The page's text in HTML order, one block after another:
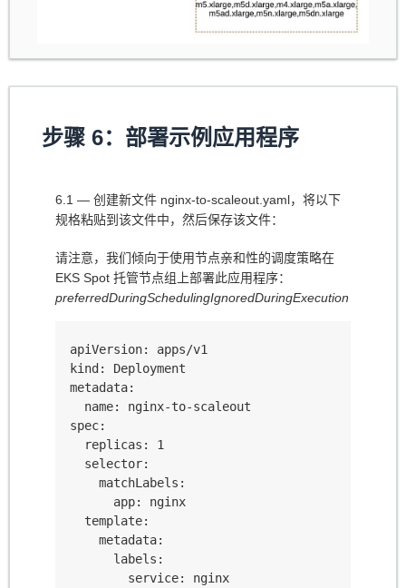
步骤 6：部署示例应用程序
6.1 — 创建新文件 nginx-to-scaleout.yaml，将以下
规格粘贴到该文件中，然后保存该文件：
请注意，我们倾向于使用节点亲和性的调度策略在
EKS Spot 托管节点组上部署此应用程序：
preferredDuringSchedulingIgnoredDuringExecution
apiVersion: apps/v1
kind: Deployment
metadata:
  name: nginx-to-scaleout
spec:
  replicas: 1
  selector:
    matchLabels:
      app: nginx
  template:
    metadata:
      labels:
        service: nginx